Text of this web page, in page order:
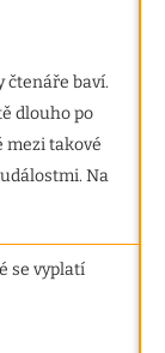
čtenáře baví.
dlouho po
mezi takové
Na
se vyplatí